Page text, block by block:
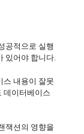
공적으로 실행
있어야 합니다.
스 내용이 잘못
데이터베이스
잭션의 영향을